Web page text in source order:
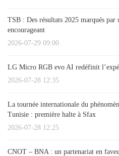
TSB : Des résultats 2025 marqués
encourageant
2026-07-29 09:00
LG Micro RGB evo AI redéfinit
2026-07-28 12:35
La tournée internationale du
Tunisie : première halte à Sfax
2026-07-28 12:25
CNOT – BNA : un partenariat en